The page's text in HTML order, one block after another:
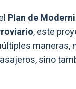
Plan de
, este
maneras,
sino